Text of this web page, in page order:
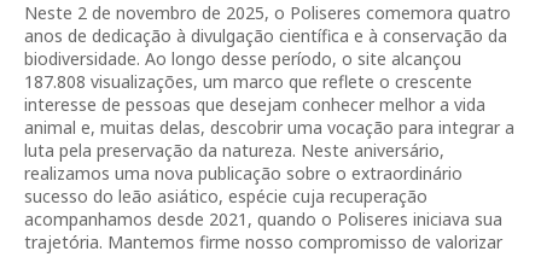
Neste 2 de novembro de 2025, o Poliseres comemora quatro
anos de dedicação à divulgação científica e à conservação da
biodiversidade. Ao longo desse período, o site alcançou
187.808 visualizações, um marco que reflete o crescente
interesse de pessoas que desejam conhecer melhor a vida
animal e, muitas delas, descobrir uma vocação para integrar a
luta pela preservação da natureza. Neste aniversário,
realizamos uma nova publicação sobre o extraordinário
sucesso do leão asiático, espécie cuja recuperação
acompanhamos desde 2021, quando o Poliseres iniciava sua
trajetória. Mantemos firme nosso compromisso de valorizar